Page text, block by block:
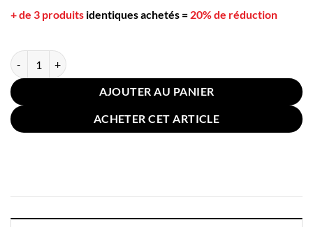
+ de 3 produits identiques achetés = 20% de réduction
quantité de Coussin de Sol Chaise Rond 40x40cm Rose Poudré
AJOUTER AU PANIER
ACHETER CET ARTICLE